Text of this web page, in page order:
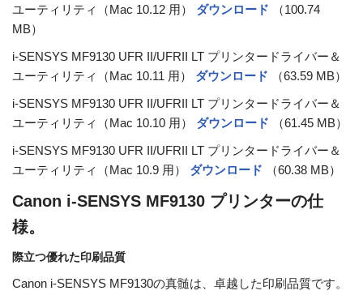
ユーティリティ（Mac 10.12 用） ダウンロード
（100.74
MB）
i-SENSYS MF9130 UFR II/UFRII LT プリンタードライバー＆
ユーティリティ（Mac 10.11 用） ダウンロード
（63.59 MB）
i-SENSYS MF9130 UFR II/UFRII LT プリンタードライバー＆
ユーティリティ（Mac 10.10 用） ダウンロード
（61.45 MB）
i-SENSYS MF9130 UFR II/UFRII LT プリンタードライバー＆
ユーティリティ（Mac 10.9 用） ダウンロード （60.38 MB）
Canon i-SENSYS MF9130 プリンターの仕
様。
際立つ優れた印刷品質
Canon i-SENSYS MF9130の真髄は、卓越した印刷品質です。